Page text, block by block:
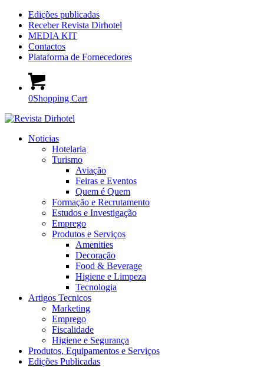
Edições publicadas
Receber Revista Dirhotel
MEDIA KIT
Contactos
Plataforma de Fornecedores
0Shopping Cart
Noticias
Hotelaria
Turismo
Aviação
Feiras e Eventos
Quem é Quem
Formação e Recrutamento
Estudos e Investigação
Emprego
Produtos e Serviços
Amenities
Decoração
Food & Beverage
Higiene e Limpeza
Tecnologia
Artigos Tecnicos
Marketing
Emprego
Fiscalidade
Higiene e Segurança
Produtos, Equipamentos e Serviços
Edições Publicadas